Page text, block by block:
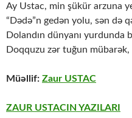
Ay Ustac, min şükür arzuna
“Dədə”n gedən yolu, sən də
Dolandın dünyanı yurdunda
Doqquzu zər tuğun mübarək,
Müəllif: Zaur USTAC
ZAUR USTACIN YAZILARI